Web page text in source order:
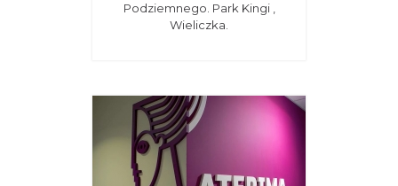
Podziemnego. Park Kingi ,
Wieliczka.